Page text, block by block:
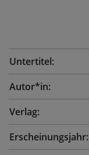
Untertitel:
Autor*in:
Verlag:
Erscheinungsjahr: